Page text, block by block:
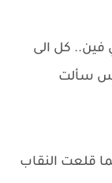
فين.. كل الى
سألت
قلعت النقاب